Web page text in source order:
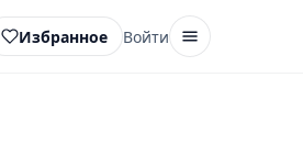
Избранное Войти